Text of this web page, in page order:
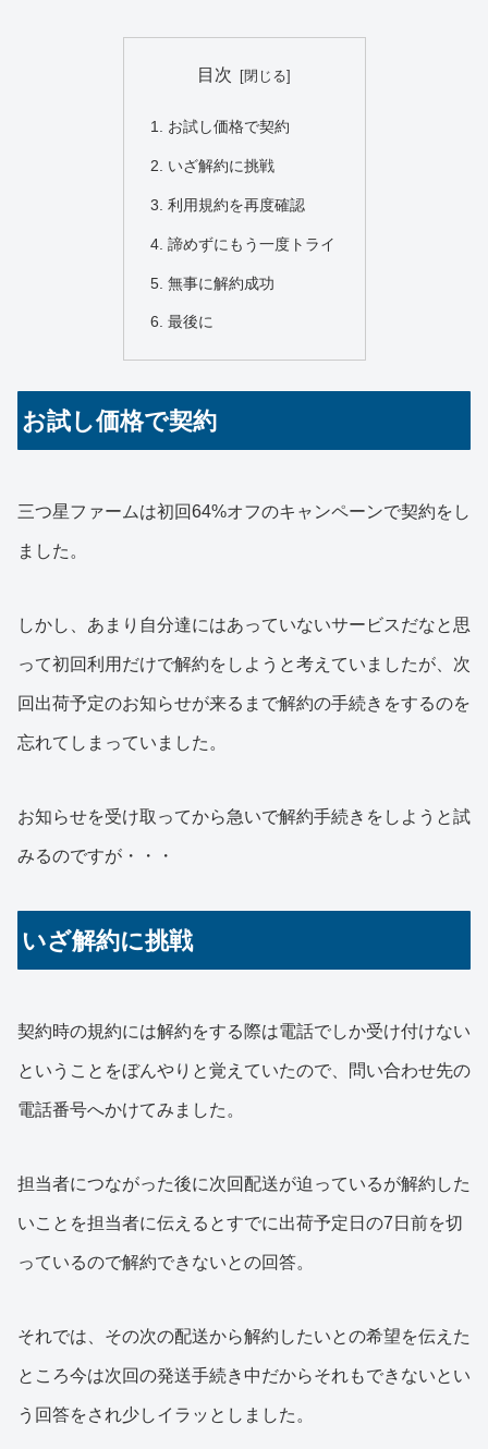
目次
お試し価格で契約
いざ解約に挑戦
利用規約を再度確認
諦めずにもう一度トライ
無事に解約成功
最後に
お試し価格で契約
三つ星ファームは初回64%オフのキャンペーンで契約をし
ました。
しかし、あまり自分達にはあっていないサービスだなと思
って初回利用だけで解約をしようと考えていましたが、次
回出荷予定のお知らせが来るまで解約の手続きをするのを
忘れてしまっていました。
お知らせを受け取ってから急いで解約手続きをしようと試
みるのですが・・・
いざ解約に挑戦
契約時の規約には解約をする際は電話でしか受け付けない
ということをぼんやりと覚えていたので、問い合わせ先の
電話番号へかけてみました。
担当者につながった後に次回配送が迫っているが解約した
いことを担当者に伝えるとすでに出荷予定日の7日前を切
っているので解約できないとの回答。
それでは、その次の配送から解約したいとの希望を伝えた
ところ今は次回の発送手続き中だからそれもできないとい
う回答をされ少しイラッとしました。